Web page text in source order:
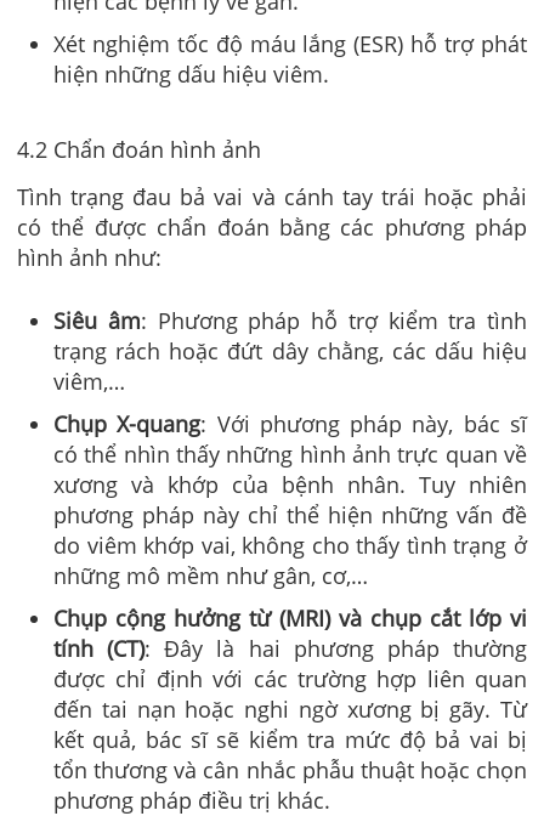
Xét nghiệm tốc độ máu lắng (ESR) hỗ trợ phát
hiện những dấu hiệu viêm.
4.2 Chẩn đoán hình ảnh
Tình trạng đau bả vai và cánh tay trái hoặc phải
có thể được chẩn đoán bằng các phương pháp
hình ảnh như:
Siêu âm: Phương pháp hỗ trợ kiểm tra tình
trạng rách hoặc đứt dây chằng, các dấu hiệu
viêm,…
Chụp X-quang: Với phương pháp này, bác sĩ
có thể nhìn thấy những hình ảnh trực quan về
xương và khớp của bệnh nhân. Tuy nhiên
phương pháp này chỉ thể hiện những vấn đề
do viêm khớp vai, không cho thấy tình trạng ở
những mô mềm như gân, cơ,…
Chụp cộng hưởng từ (MRI) và chụp cắt lớp vi
tính (CT): Đây là hai phương pháp thường
được chỉ định với các trường hợp liên quan
đến tai nạn hoặc nghi ngờ xương bị gãy. Từ
kết quả, bác sĩ sẽ kiểm tra mức độ bả vai bị
tổn thương và cân nhắc phẫu thuật hoặc chọn
phương pháp điều trị khác.